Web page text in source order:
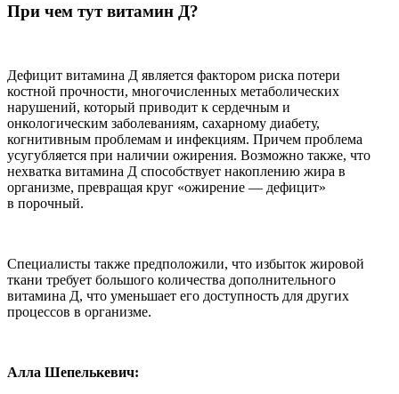
При чем тут витамин Д?
Дефицит витамина Д является фактором риска потери
костной прочности, многочисленных метаболических
нарушений, который приводит к сердечным и
онкологическим заболеваниям, сахарному диабету,
когнитивным проблемам и инфекциям. Причем проблема
усугубляется при наличии ожирения. Возможно также, что
нехватка витамина Д способствует накоплению жира в
организме, превращая круг «ожирение — дефицит»
в порочный.
Специалисты также предположили, что избыток жировой
ткани требует большого количества дополнительного
витамина Д, что уменьшает его доступность для других
процессов в организме.
Алла Шепелькевич: